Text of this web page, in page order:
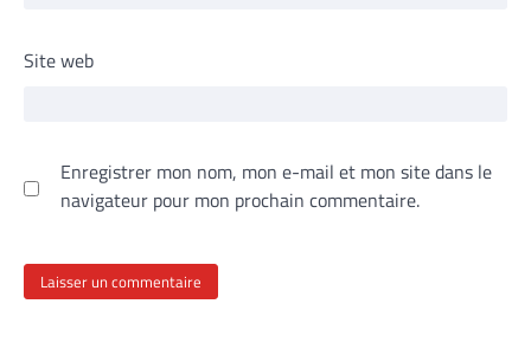
Site web
Enregistrer mon nom, mon e-mail et mon site dans le
navigateur pour mon prochain commentaire.